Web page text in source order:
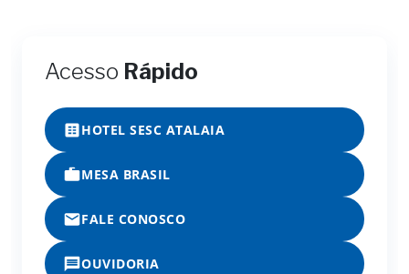
Acesso Rápido
HOTEL SESC ATALAIA
MESA BRASIL
FALE CONOSCO
OUVIDORIA